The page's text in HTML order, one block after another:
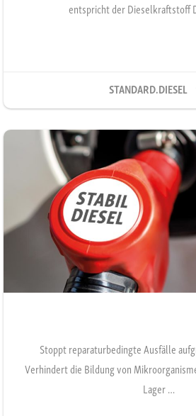
entspricht der Dieselkraftstoff
STANDARD.DIESEL
Stoppt reparaturbedingte Ausfälle
Verhindert die Bildung von
Lager …